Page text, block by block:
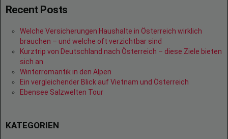
Recent Posts
Welche Versicherungen Haushalte in Österreich wirklich
brauchen – und welche oft verzichtbar sind
Kurztrip von Deutschland nach Österreich – diese Ziele bieten
sich an
Winterromantik in den Alpen
Ein vergleichender Blick auf Vietnam und Österreich
Ebensee Salzwelten Tour
KATEGORIEN